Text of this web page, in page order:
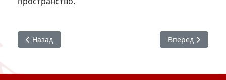
Предыдущий: О патриотическом воспитании
Назад Следующий: О
Вперед